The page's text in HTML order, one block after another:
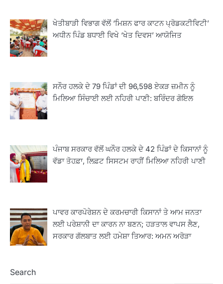
ਖੇਤੀਬਾੜੀ ਵਿਭਾਗ ਵੱਲੋਂ ‘ਮਿਸ਼ਨ ਫਾਰ ਕਾਟਨ ਪ੍ਰੋਡਕਟੀਵਿਟੀ’
ਅਧੀਨ ਪਿੰਡ ਬਧਾਈ ਵਿਖੇ ‘ਖੇਤ ਦਿਵਸ’ ਆਯੋਜਿਤ
ਸਨੌਰ ਹਲਕੇ ਦੇ 79 ਪਿੰਡਾਂ ਦੀ 96,598 ਏਕੜ ਜ਼ਮੀਨ ਨੂੰ
ਮਿਲਿਆ ਸਿੰਚਾਈ ਲਈ ਨਹਿਰੀ ਪਾਣੀ: ਬਰਿੰਦਰ ਗੋਇਲ
ਪੰਜਾਬ ਸਰਕਾਰ ਵੱਲੋਂ ਘਨੌਰ ਹਲਕੇ ਦੇ 42 ਪਿੰਡਾਂ ਦੇ ਕਿਸਾਨਾਂ ਨੂੰ
ਵੱਡਾ ਤੋਹਫ਼ਾ, ਲਿਫ਼ਟ ਸਿਸਟਮ ਰਾਹੀਂ ਮਿਲਿਆ ਨਹਿਰੀ ਪਾਣੀ
ਪਾਵਰ ਕਾਰਪੋਰੇਸ਼ਨ ਦੇ ਕਰਮਚਾਰੀ ਕਿਸਾਨਾਂ ਤੇ ਆਮ ਜਨਤਾ
ਲਈ ਪਰੇਸ਼ਾਨੀ ਦਾ ਕਾਰਨ ਨਾ ਬਣਨ; ਹੜਤਾਲ ਵਾਪਸ ਲੈਣ,
ਸਰਕਾਰ ਗੱਲਬਾਤ ਲਈ ਹਮੇਸ਼ਾ ਤਿਆਰ: ਅਮਨ ਅਰੋੜਾ
Search
2
ਖੇਤੀਬਾੜੀ ਵਿਭਾਗ ਵੱਲੋਂ ‘ਮਿਸ਼ਨ ਫਾਰ ਕਾਟਨ
3
ਰਾਸ਼ਟਰੀ ਮਨੁੱਖੀ ਅਧਿਕਾਰ ਕਮਿਸ਼ਨ ਦੇ ਮੈਂਬਰ
ਪ੍ਰਿਯਾਂਕ ਕਾਨੂੰਨਗੋ ਵਲੋਂ ਬਰਨਾਲਾ ਵਿੱਚ ਵੱਖ-ਵੱਖ